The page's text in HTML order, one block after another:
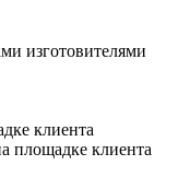
изготовителями
клиента
площадке клиента